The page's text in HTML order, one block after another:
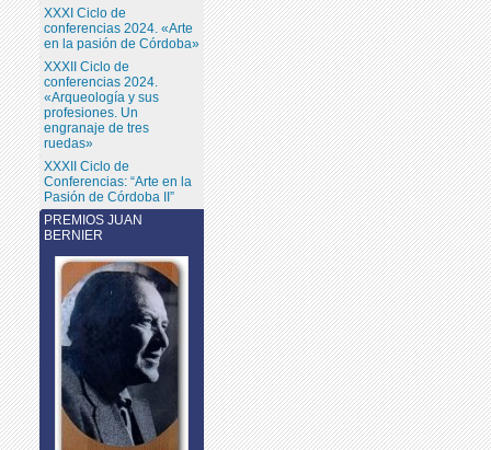
XXXI Ciclo de
conferencias 2024. «Arte
en la pasión de Córdoba»
XXXII Ciclo de
conferencias 2024.
«Arqueología y sus
profesiones. Un
engranaje de tres
ruedas»
XXXII Ciclo de
Conferencias: “Arte en la
Pasión de Córdoba II”
PREMIOS JUAN
BERNIER